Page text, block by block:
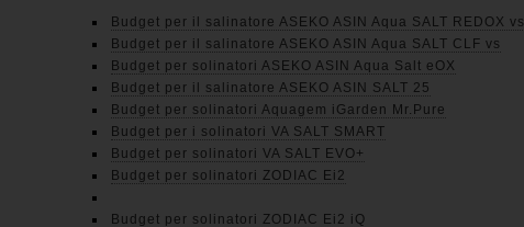
Budget per il salinatore ASEKO ASIN Aqua SALT REDOX vs
Budget per il salinatore ASEKO ASIN Aqua SALT CLF vs
Budget per solinatori ASEKO ASIN Aqua Salt eOX
Budget per il salinatore ASEKO ASIN SALT 25
Budget per solinatori Aquagem iGarden Mr.Pure
Budget per i solinatori VA SALT SMART
Budget per solinatori VA SALT EVO+
Budget per solinatori ZODIAC Ei2
Budget per solinatori ZODIAC Ei2 iQ